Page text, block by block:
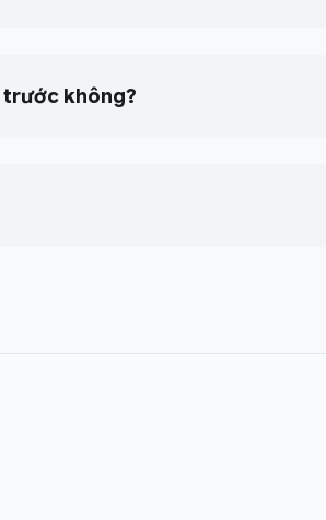
trước không?